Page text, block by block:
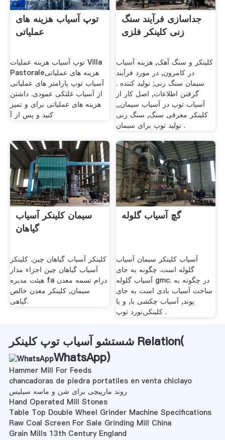
توپ آسیاب هزینه های
عملیاتی
توپ آسیاب هزینه عملیات Villa
Pastoraleهزینه های عملیاتی
آسیاب توپ پارامتر های عملیاتی
از آسیاب غلتکی عمودی. داشتن
هزینه های عملیاتی برای و تمیز
کنید و پس از آ
جداسازی فرآیند سنگ
زنی کلینکر فلزی
کلینکر و سنگ آهک, هزینه آسیاب
در کامرون, در مورد فرآیند
سیمان سنگ زنی; تولید کننده .
گرفتن اطلاعات, اصل کار از
آسیاب توپ در آسیاب سیمان,,
کلینکر معرفی سنگ, سنگ زنی
تولید توپ برای سیمان .
سیمان کلینکر آسیاب
گیاهان
کلینکر آسیاب گیاهان چین. کلینکر
آسیاب گیاهان چین اجزاء مدار
هیئت مدیره fa درام تسمه معدن
سیمان, کلینکر معدن خالص
گیاهی.
گچ آسیاب گلوله
آسیاب کلینکر سیمان آسیاب
گلوله است. چگونه به جای
آسیاب گلوله gmc. در چگونه به
ساخت آسیاب بادی است به جای
پوند, آسیاب چکشی با, و یا
کلینکر,نورد توپ .
شستشو آسیاب توپ کلینکر Relation(
WhatsApp)
Hammer Mill For Feeds
chancadoras de piedra portatiles en venta chiclayo
روند مارپیچی برای شن و ماسه سیلیس
Hand Operated Mill Stones
Table Top Double Wheel Grinder Machine Specifications
Raw Coal Screen For Sale Grinding Mill China
Grain Mills 13th Century England